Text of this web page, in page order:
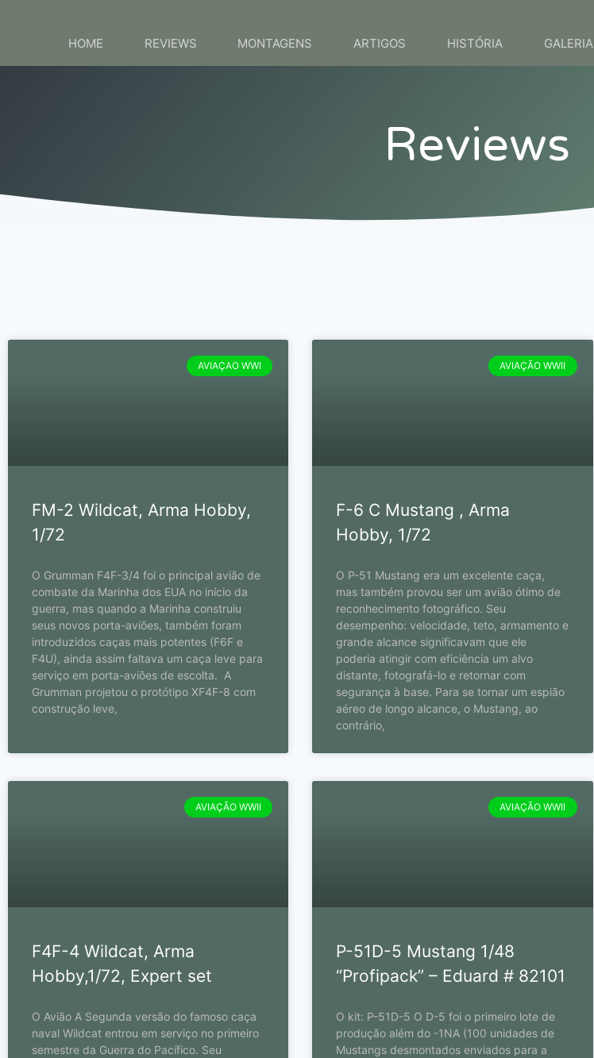
HOME REVIEWS MONTAGENS ARTIGOS HISTÓRIA GALERIA
Reviews
AVIAÇAO WWI
FM-2 Wildcat, Arma Hobby,
1/72
O Grumman F4F-3/4 foi o principal avião de
combate da Marinha dos EUA no início da
guerra, mas quando a Marinha construiu
seus novos porta-aviões, também foram
introduzidos caças mais potentes (F6F e
F4U), ainda assim faltava um caça leve para
serviço em porta-aviões de escolta. A
Grumman projetou o protótipo XF4F-8 com
construção leve,
AVIAÇÃO WWII
F-6 C Mustang , Arma
Hobby, 1/72
O P-51 Mustang era um excelente caça,
mas também provou ser um avião ótimo de
reconhecimento fotográfico. Seu
desempenho: velocidade, teto, armamento e
grande alcance significavam que ele
poderia atingir com eficiência um alvo
distante, fotografá-lo e retornar com
segurança à base. Para se tornar um espião
aéreo de longo alcance, o Mustang, ao
contrário,
AVIAÇÃO WWII
F4F-4 Wildcat, Arma
Hobby,1/72, Expert set
O Avião A Segunda versão do famoso caça
naval Wildcat entrou em serviço no primeiro
semestre da Guerra do Pacífico. Seu
AVIAÇÃO WWII
P-51D-5 Mustang 1/48
“Profipack” – Eduard # 82101
O kit: P-51D-5 O D-5 foi o primeiro lote de
produção além do -1NA (100 unidades de
Mustangs desmontados enviados para a